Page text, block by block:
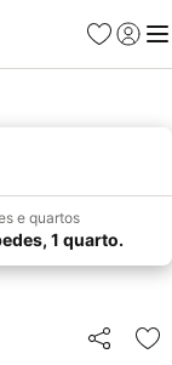
Favoritos
Iniciar
e quartos
1 quarto.
Partilhar